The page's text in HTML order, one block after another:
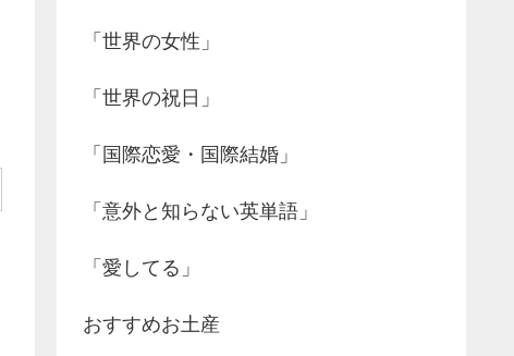
「世界の女性」
「世界の祝日」
「国際恋愛・国際結婚」
「意外と知らない英単語」
「愛してる」
おすすめお土産